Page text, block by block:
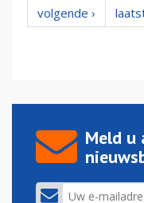
volgende ›
Meld u